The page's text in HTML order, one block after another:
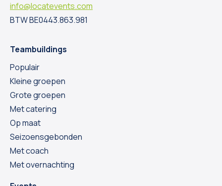
info@locatevents.com
BTW BE0443.863.981
Teambuildings
Populair
Kleine groepen
Grote groepen
Met catering
Op maat
Seizoensgebonden
Met coach
Met overnachting